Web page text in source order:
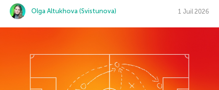
Olga Altukhova (Svistunova) 1 Juil 2026